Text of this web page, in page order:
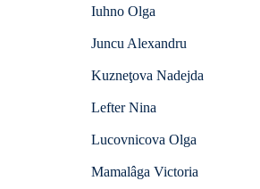
Iuhno Olga
Juncu Alexandru
Kuzneţova Nadejda
Lefter Nina
Lucovnicova Olga
Mamalâga Victoria